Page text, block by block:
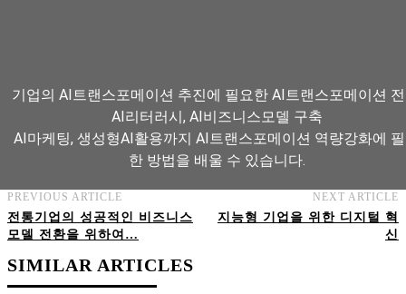
기업의 AI트랜스포메이션 추진에 필요한 AI트랜스포메이션
AI리터러시, AI비즈니스모델 구축
AI마케팅, 생성형AI활용까지 AI트랜스포메이션 역량강화에
한 방법을 배울 수 있습니다.
AI트랜스포메이션 아카데미 교육과정 보기
PREVIOUS ARTICLE
전통기업의 성공적인 비즈니스
모델 전환을 위하여…
NEXT ARTICLE
지능형 기업을 위한 디지털 혁
신
SIMILAR ARTICLES